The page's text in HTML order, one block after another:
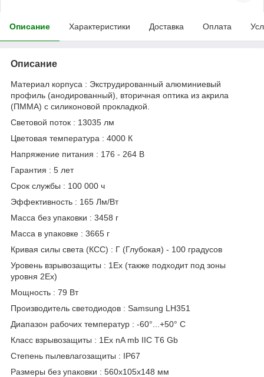
Описание Характеристики Доставка Оплата
Описание
Материал корпуса : Экструдированный алюминиевый
профиль (анодированный), вторичная оптика из акрила
(ПММА) с силиконовой прокладкой.
Световой поток : 13035 лм
Цветовая температура : 4000 К
Напряжение питания : 176 - 264 В
Гарантия : 5 лет
Срок службы : 100 000 ч
Эффективность : 165 Лм/Вт
Масса без упаковки : 3458 г
Масса в упаковке : 3665 г
Кривая силы света (КСС) : Г (Глубокая) - 100 градусов
Уровень взрывозащиты : 1Ex (также подходит под зоны
уровня 2Ex)
Мощность : 79 Вт
Производитель светодиодов : Samsung LH351
Диапазон рабочих температур : -60°...+50° C
Класс взрывозащиты : 1Ex nA mb IIC T6 Gb
Степень пылевлагозащиты : IP67
Размеры без упаковки : 560x105x148 мм